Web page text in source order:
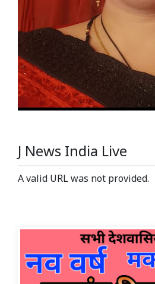
J News India Live
A valid URL was not provided.